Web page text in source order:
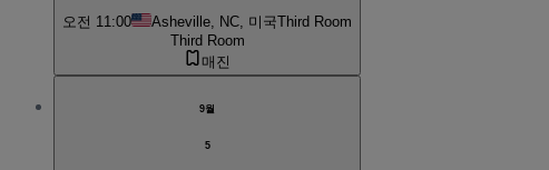
오전 11:00 Asheville, NC, 미국Third Room
Third Room
매진
9월
5